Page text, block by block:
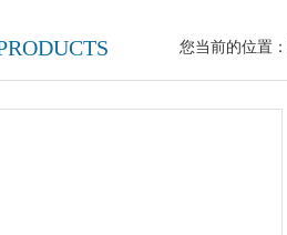
您当前的位置：